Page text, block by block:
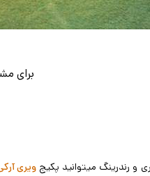
برای
و رندرینگ میتوانید پکیجویری